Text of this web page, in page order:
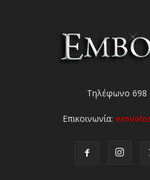
Τηλέφωνο 698
Επικοινωνία: